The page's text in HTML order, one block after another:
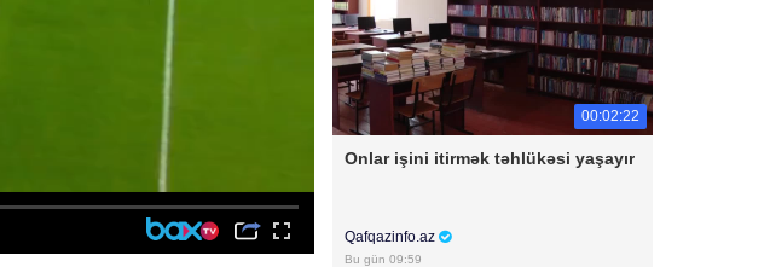
00:02:22
Onlar işini itirmək təhlükəsi yaşayır
Qafqazinfo.az
Bu gün 09:59